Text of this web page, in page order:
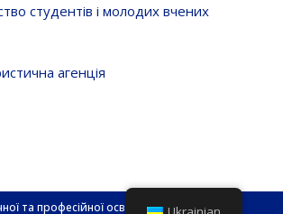
студентів і молодих вчених
агенція
та професійної освіти і декоративного